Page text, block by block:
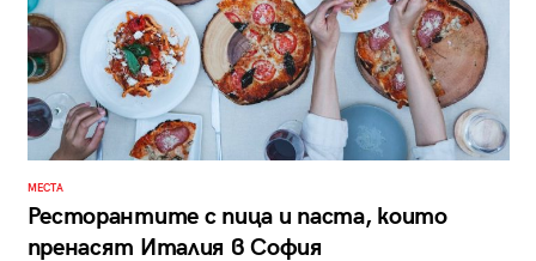
МЕСТА
Ресторантите с пица и паста, които
пренасят Италия в София